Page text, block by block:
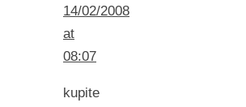
14/02/2008
at
08:07
kupite